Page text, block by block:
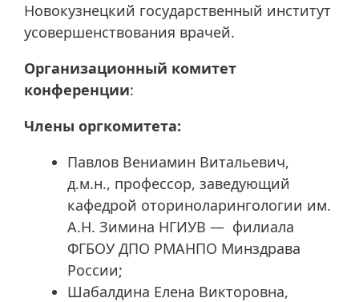
Новокузнецкий государственный институт
усовершенствования врачей.
Организационный комитет
конференции:
Члены оргкомитета:
Павлов Вениамин Витальевич,
д.м.н., профессор, заведующий
кафедрой оториноларингологии им.
А.Н. Зимина НГИУВ — филиала
ФГБОУ ДПО РМАНПО Минздрава
России;
Шабалдина Елена Викторовна,